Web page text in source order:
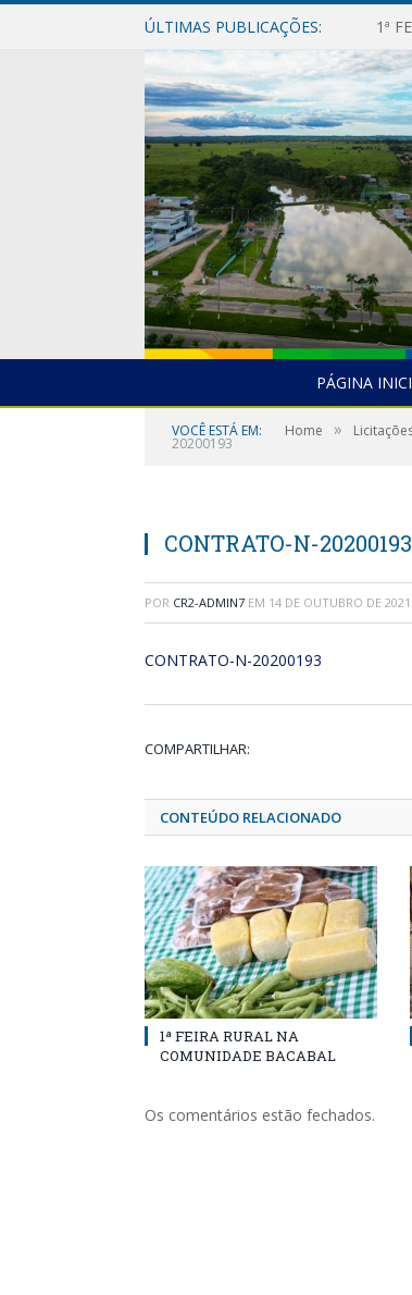
ÚLTIMAS PUBLICAÇÕES: 1ª
PÁGINA
VOCÊ ESTÁ EM: Home »
20200193
CONTRATO-N-20200193
POR CR2-ADMIN7 EM 14 DE OUTUBRO DE 2021
CONTRATO-N-20200193
COMPARTILHAR:
CONTEÚDO RELACIONADO
1ª FEIRA RURAL NA
COMUNIDADE BACABAL
Os comentários estão fechados.